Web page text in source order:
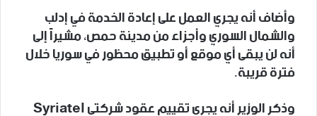
وأضاف أنه يجري العمل على إعادة الخدمة في إدلب
والشمال السوري وأجزاء من مدينة حمص، مشيراً إلى
أنه لن يبقى أي موقع أو تطبيق محظور في سوريا خلال
فترة قريبة.
وذكر الوزير أنه يجري تقييم عقود شركتي Syriatel